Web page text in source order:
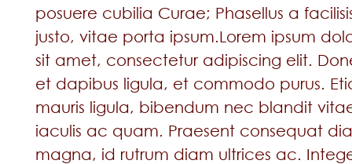
posuere cubilia Curae; Phasellus a
justo, vitae porta ipsum.Lorem ipsum
sit amet, consectetur adipiscing elit.
et dapibus ligula, et commodo purus.
mauris ligula, bibendum nec blandit
iaculis ac quam. Praesent consequat
magna, id rutrum diam ultrices ac.